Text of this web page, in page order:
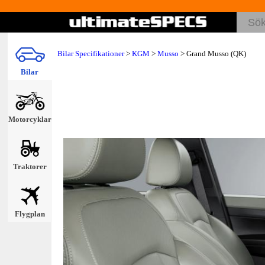
Bilar
Motorcyklar
Traktorer
Flygplan
Bilar Specifikationer> KGM > Musso > Grand Musso (QK)